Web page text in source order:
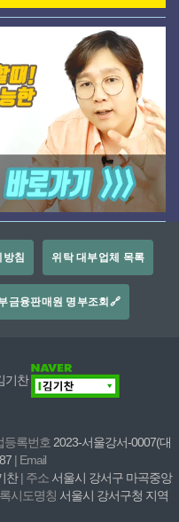
침 위탁 대부업체 목록
금융판매원 명부조회🔗
기찬
등록번호 2023-서울강서-0007(대
| Email
찬| 주소 서울시 강서구 마곡중앙
시도명칭 서울시 강서구청 지역